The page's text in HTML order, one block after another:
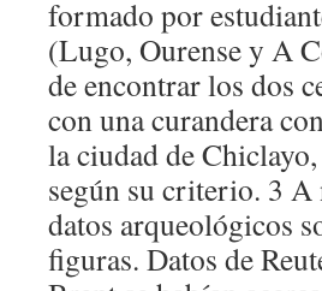
formado por
(Lugo, Ourense y A
de encontrar los dos
con una curandera
la ciudad de
según su criterio. 3
datos arqueológicos
figuras. Datos de